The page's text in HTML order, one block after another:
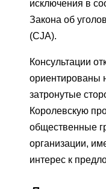
исключения в
Закона об
(CJA).
Консультации
ориентированы
затронутые
Королевскую
общественные
организации,
интерес к